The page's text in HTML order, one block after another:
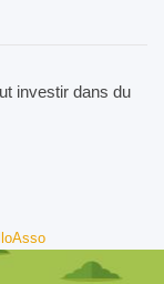
investir dans du